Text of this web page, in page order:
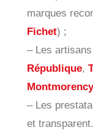
marques
Fichet) ;
– Les
République,
Montmorency
– Les
et transparent.